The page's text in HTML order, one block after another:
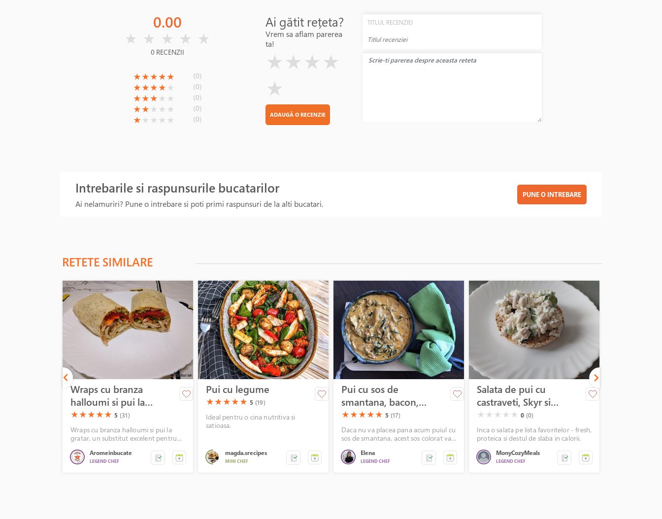
0.00
★ ★ ★ ★ ★
0 RECENZII
(*)
★(*)
★(*)
★(*)
★(*)
★ (0)
(*)
★(*)
★(*)
★(*)
★ ( )
★ (0)
(*)
★(*)
★(*)
★ ( )
★ ( )
★ (0)
(*)
★(*)
★ ( )
★ ( )
★ ( )
★ (0)
(*)
★ ( )
★ ( )
★ ( )
★ ( )
★ (0)
Ai gătit rețeta?
Vrem sa aflam parerea
ta!
★ ★ ★ ★
★
ADAUGĂ O RECENZIE
TITLUL RECENZIEI
Intrebarile si raspunsurile bucatarilor
Ai nelamuriri? Pune o intrebare si poti primi raspunsuri de la alti bucatari.
PUNE O INTREBARE
RETETE SIMILARE
Wraps cu branza
halloumi si pui la
gratar
(*)
★(*)
★(*)
★(*)
★(*)
★ 5 (31)
Wraps cu branza halloumi si pui la
gratar, un substitut excelent pentru
Aromeinbucate
LEGEND CHEF
Pui cu legume
(*)
★(*)
★(*)
★(*)
★(*)
★ 5 (19)
Ideal pentru o cina nutritiva si
satioasa.
magda.srecipes
MINI CHEF
Pui cu sos de
smantana, bacon,
rosii uscate si
spanac
(*)
★(*)
★(*)
★(*)
★(*)
★ 5 (17)
Daca nu va placea pana acum puiul cu
sos de smantana, acest sos colorat va
Elena
LEGEND CHEF
Salata de pui cu
castraveti, Skyr si
Feta
( )
★ ( )
★ ( )
★ ( )
★ ( )
★ 0 (0)
Inca o salata pe lista favoritelor - fresh,
proteica si destul de slaba in calorii.
MonyCozyMeals
LEGEND CHEF